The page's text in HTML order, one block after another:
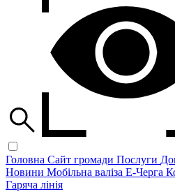
Головна Сайт громади Послуги
Новини Мобільна валіза Е-Черга
Гаряча лінія